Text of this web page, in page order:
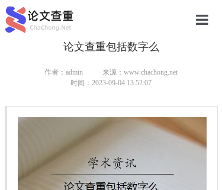
研究生论
论文查重包括数字么
作者：admin
来源：www.chachong.net
时间：2023-09-04 13:52:07